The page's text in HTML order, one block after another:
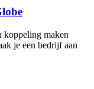
koppeling maken
je een bedrijf aan